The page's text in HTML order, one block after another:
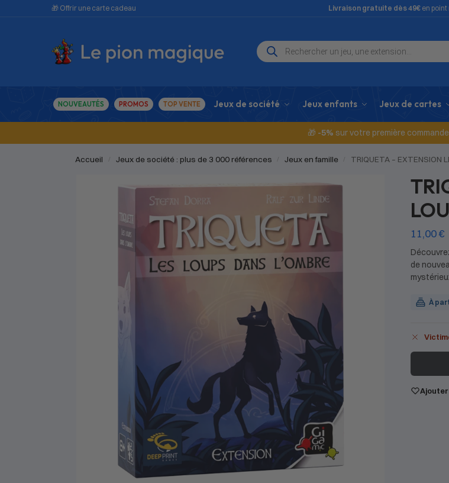
🎁 Offrir une carte cadeau Livraison gratuite dès 49€ en
NOUVEAUTÉS PROMOS TOP VENTE Jeux de société Jeux enfants Jeux de cartes
🎁 -5% sur votre première
Accueil Jeux de société : plus de 3 000 références Jeux en famille TRIQUETA – EXTENSION
11,00€
de
À